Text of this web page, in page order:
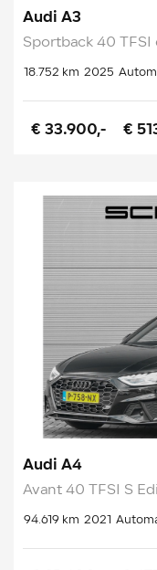
Audi A3
Sportback 40 TFSI
18.752 km 2025
€ 33.900,- €
Audi A4
Avant 40 TFSI S
94.619 km 2021